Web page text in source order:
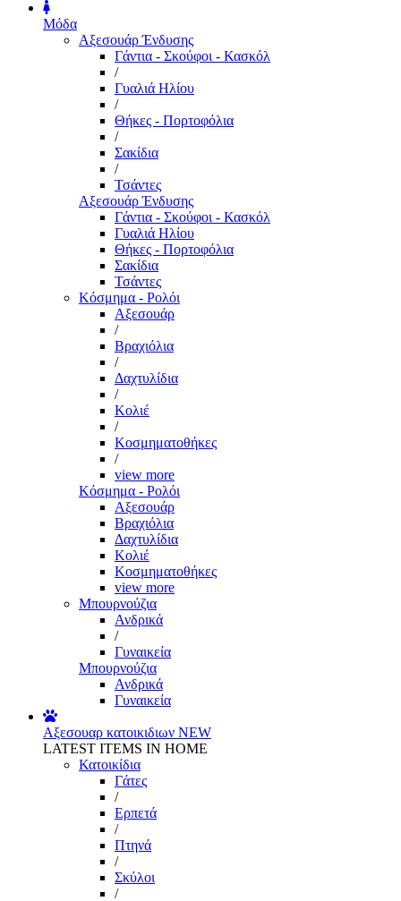
Μόδα
Αξεσουάρ Ένδυσης
Γάντια - Σκούφοι - Κασκόλ
/
Γυαλιά Ηλίου
/
Θήκες - Πορτοφόλια
/
Σακίδια
/
Τσάντες
Αξεσουάρ Ένδυσης
Γάντια - Σκούφοι - Κασκόλ
Γυαλιά Ηλίου
Θήκες - Πορτοφόλια
Σακίδια
Τσάντες
Κόσμημα - Ρολόι
Αξεσουάρ
/
Βραχιόλια
/
Δαχτυλίδια
/
Κολιέ
/
Κοσμηματοθήκες
/
view more
Κόσμημα - Ρολόι
Αξεσουάρ
Βραχιόλια
Δαχτυλίδια
Κολιέ
Κοσμηματοθήκες
view more
Μπουρνούζια
Ανδρικά
/
Γυναικεία
Μπουρνούζια
Ανδρικά
Γυναικεία
Αξεσουαρ κατοικιδιων NEW
LATEST ITEMS IN HOME
Κατοικίδια
Γάτες
/
Ερπετά
/
Πτηνά
/
Σκύλοι
/